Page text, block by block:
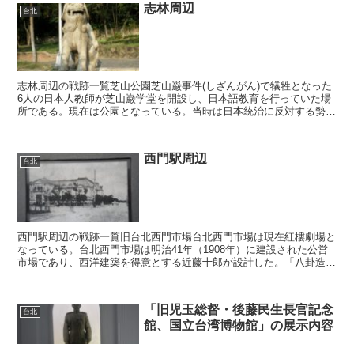
台北 志林周辺
志林周辺の戦跡一覧芝山公園芝山巌事件(しざんがん)で犠牲となった
6人の日本人教師が芝山巌学堂を開設し、日本語教育を行っていた場
所である。現在は公園となっている。当時は日本統治に反対する勢力
台北 西門駅周辺
西門駅周辺の戦跡一覧旧台北西門市場台北西門市場は現在紅樓劇場と
なっている。台北西門市場は明治41年（1908年）に建設された公営
市場であり、西洋建築を得意とする近藤十郎が設計した。「八卦造
台北
「旧児玉総督・後藤民生長官記念
館、国立台湾博物館」の展示内容